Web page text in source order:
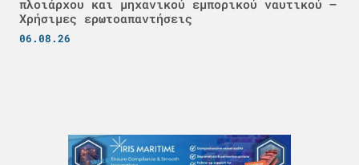
πλοιάρχου και μηχανικού εμπορικού ναυτικού –
Χρήσιμες ερωτοαπαντήσεις
06.08.26